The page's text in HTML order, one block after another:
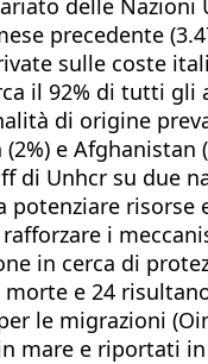
delle
precedente
sulle coste
il 92% di tutti gli
di origine
(2%) e
di Unhcr su due
potenziare
i
in cerca di
e 24
le migrazioni
mare e riportati